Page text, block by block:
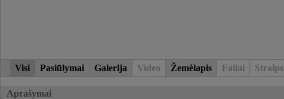
Visi Pasiūlymai Galerija Video Žemėlapis Failai
Aprašymai